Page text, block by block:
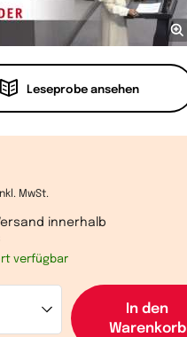
Leseprobe ansehen
MwSt.
innerhalb
verfügbar
In den
Warenkorb